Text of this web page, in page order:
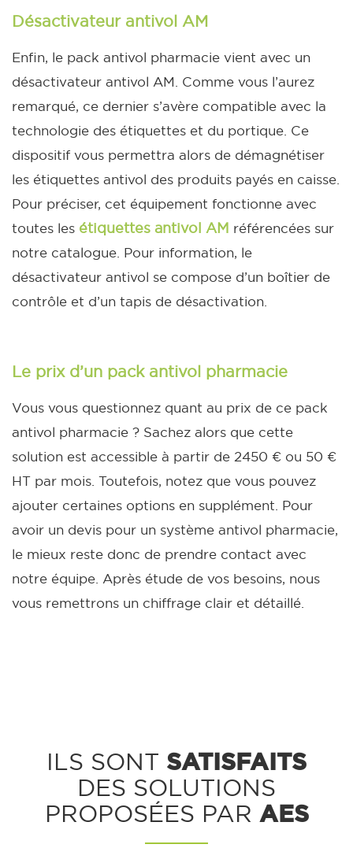
Désactivateur antivol AM
Enfin, le pack antivol pharmacie vient avec un
désactivateur antivol AM. Comme vous l’aurez
remarqué, ce dernier s’avère compatible avec la
technologie des étiquettes et du portique. Ce
dispositif vous permettra alors de démagnétiser
les étiquettes antivol des produits payés en caisse.
Pour préciser, cet équipement fonctionne avec
toutes les étiquettes antivol AM référencées sur
notre catalogue. Pour information, le
désactivateur antivol se compose d’un boîtier de
contrôle et d’un tapis de désactivation.
Le prix d’un pack antivol pharmacie
Vous vous questionnez quant au prix de ce pack
antivol pharmacie ? Sachez alors que cette
solution est accessible à partir de 2450 € ou 50 €
HT par mois. Toutefois, notez que vous pouvez
ajouter certaines options en supplément. Pour
avoir un devis pour un système antivol pharmacie,
le mieux reste donc de prendre contact avec
notre équipe. Après étude de vos besoins, nous
vous remettrons un chiffrage clair et détaillé.
ILS SONT SATISFAITS
DES SOLUTIONS
PROPOSÉES PAR AES